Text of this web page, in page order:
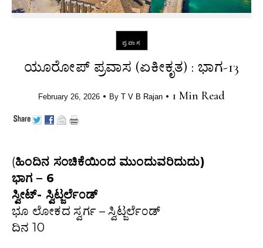
ಪ್ರವಾಸ
ಯೂರೋಪ್‌ ಪ್ರವಾಸ (ಏಕೀಕೃತ) : ಭಾಗ-13
February 26, 2026 • By T V B Rajan • 1 Min Read
(ಹಿಂದಿನ ಸಂಚಿಕೆಯಿಂದ ಮುಂದುವರಿದುದು)
ಭಾಗ – 6
ಸ್ವೀಟ್- ಸ್ವಿಟ್ಜರ್ಲೆ೦ಡ್
ಭೂ ಲೋಕದ ಸ್ವರ್ಗ – ಸ್ವಿಟ್ಜರ್ಲೆ೦ಡ್
ದಿನ 10